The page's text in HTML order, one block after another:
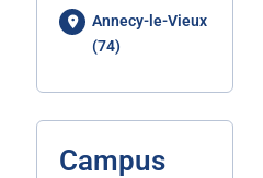
Annecy-le-Vieux
(74)
Campus